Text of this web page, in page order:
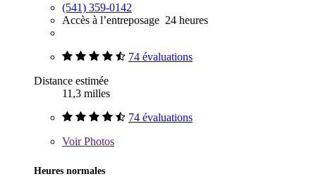
(541) 359-0142
Accès à l’entreposage 24 heures
74 évaluations
Distance estimée
11,3 milles
74 évaluations
VoirPhotos
Heures normales